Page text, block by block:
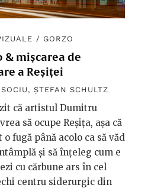
/ GORZO
& mișcarea de
a Reșiței
, ȘTEFAN SCHULTZ
că artistul Dumitru
să ocupe Reșița, așa că
o fugă până acolo ca să văd
și să înțeleg cum e
cu cărbune ars în cel
centru siderurgic din